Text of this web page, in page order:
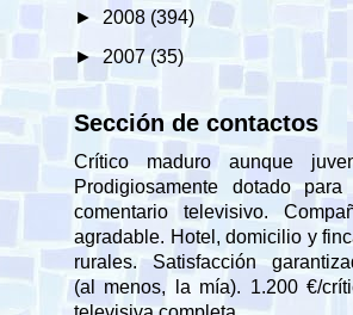
► 2008 (394)
►2007(35)
Sección de contactos
Crítico maduro aunque
Prodigiosamente dotado
comentario televisivo.
agradable. Hotel, domicilio y
rurales. Satisfacción
(al menos, la mía). 1.200 €/